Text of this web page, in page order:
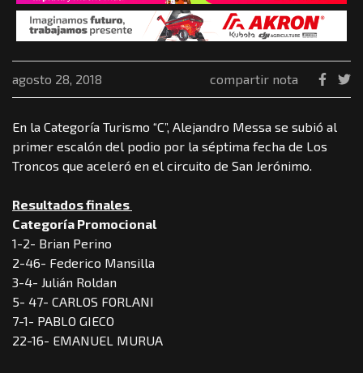
agosto 28, 2018 compartir nota
En la Categoría Turismo “C”, Alejandro Messa se subió al
primer escalón del podio por la séptima fecha de Los
Troncos que aceleró en el circuito de San Jerónimo.
Resultados finales
Categoría Promocional
1-2- Brian Perino
2-46- Federico Mansilla
3-4- Julián Roldan
5- 47- CARLOS FORLANI
7-1- PABLO GIECO
22-16- EMANUEL MURUA